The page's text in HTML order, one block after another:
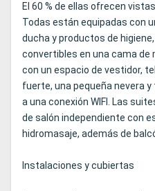
El 60 % de ellas ofrecen
Todas están equipadas con
ducha y productos de
convertibles en una cama
con un espacio de vestidor,
fuerte, una pequeña nevera
a una conexión WIFI. Las
de salón independiente con
hidromasaje, además de
Instalaciones y cubiertas